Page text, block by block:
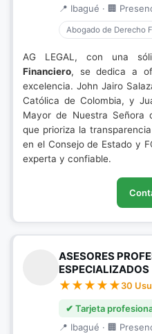
📍 Ibagué · 🏢
Abogado de Derecho
AG LEGAL, con una
Financiero, se dedica a
excelencia. John Jairo
Católica de Colombia, y
Mayor de Nuestra Señora
que prioriza la
en el Consejo de Estado y
experta y confiable.
ASESORES
ESPECIALIZADOS
30
✔ Tarjeta
📍 Ibagué · 🏢